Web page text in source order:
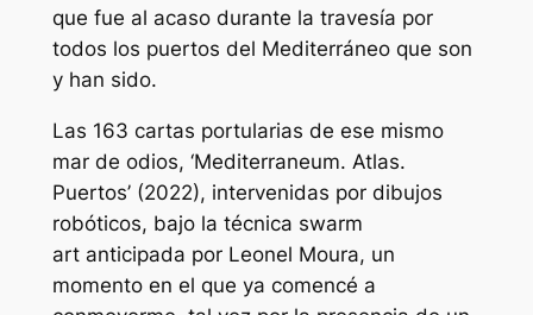
que fue al acaso durante la travesía por
todos los puertos del Mediterráneo que son
y han sido.
Las 163 cartas portularias de ese mismo
mar de odios, ‘Mediterraneum. Atlas.
Puertos’ (2022), intervenidas por dibujos
robóticos, bajo la técnica swarm
art anticipada por Leonel Moura, un
momento en el que ya comencé a